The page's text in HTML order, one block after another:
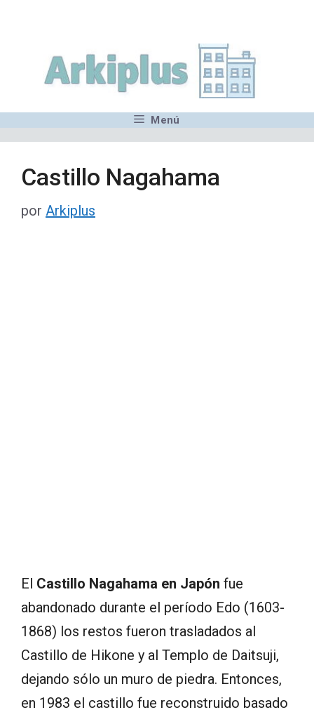
contenido
Menú
Castillo Nagahama
por Arkiplus
El Castillo Nagahama en Japón fue
abandonado durante el período Edo (1603-
1868) los restos fueron trasladados al
Castillo de Hikone y al Templo de Daitsuji,
dejando sólo un muro de piedra. Entonces,
en 1983 el castillo fue reconstruido basado